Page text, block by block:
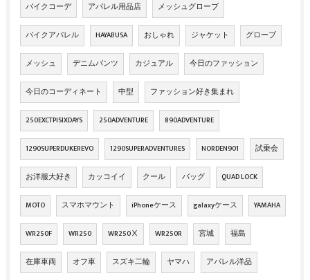
バイクコーデ アパレル用品店 メッシュグローブ
バイクアパレル HAYABUSA おしゃれ ジャケット グローブ
メッシュ デニムパンツ カジュアル 今日のファッション
今日のコーディネート 中型 ファッション好き集まれ
250EXCTPISIXDAYS 250ADVENTURE 890ADVENTURE
1290SUPERDUKEREVO 1290SUPERADVENTURES NORDEN901 試乗会
お洋服大好き カッコイイ クール バッグ QUAD LOCK
MOTO スマホマウント iPhoneケース galaxyケース YAMAHA
WR250F WR250 WR250Ⅹ WR250R 宮城 福島
在庫車両 オフ車 スズキ二輪 ヤマハ アパレル洋品